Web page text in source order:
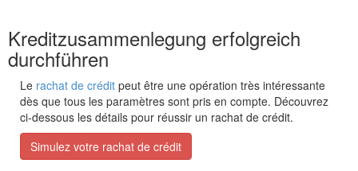
Kreditzusammenlegung erfolgreich
durchführen
Le rachat de crédit peut être une opération très intéressante
dès que tous les paramètres sont pris en compte. Découvrez
ci-dessous les détails pour réussir un rachat de crédit.
Simulez votre rachat de crédit